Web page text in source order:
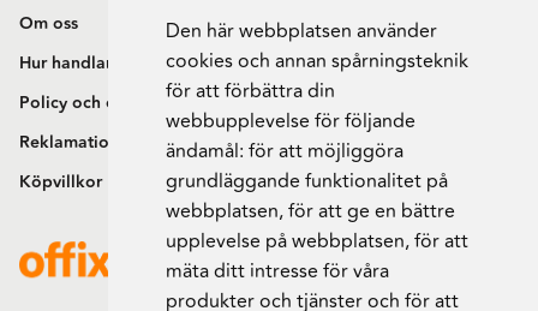
Den här webbplatsen använder
cookies och annan spårningsteknik
för att förbättra din
webbupplevelse för följande
ändamål: för att möjliggöra
grundläggande funktionalitet på
webbplatsen,för att ge en bättre
upplevelse på webbplatsen,för att
mäta ditt intresse för våra
produkter och tjänster och för att
Om oss
Hur handlar jag?
Policy och cookies
Reklamation och retur
Köpvillkor